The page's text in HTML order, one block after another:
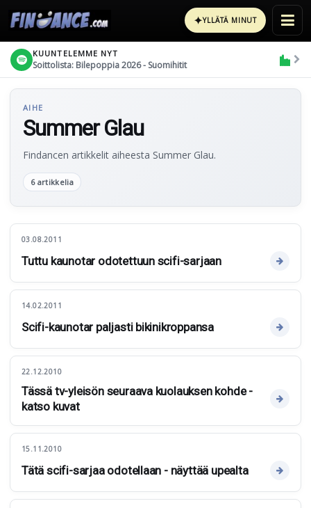
✦YLLÄTÄ MINUT
KUUNTELEMME NYT
Soittolista: Bilepoppia 2026 - Suomihitit
AIHE
Summer Glau
Findancen artikkelit aiheesta Summer Glau.
6 artikkelia
03.08.2011
Tuttu kaunotar odotettuun scifi-sarjaan
14.02.2011
Scifi-kaunotar paljasti bikinikroppansa
22.12.2010
Tässä tv-yleisön seuraava kuolauksen kohde -
katso kuvat
15.11.2010
Tätä scifi-sarjaa odotellaan - näyttää upealta